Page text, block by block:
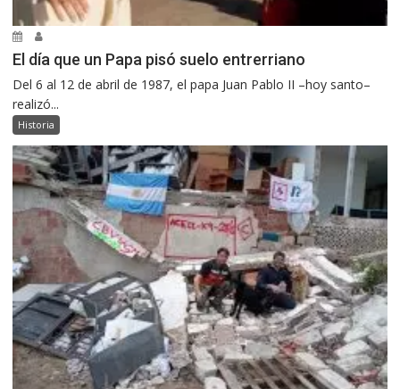
El día que un Papa pisó suelo entrerriano
Del 6 al 12 de abril de 1987, el papa Juan Pablo II –hoy santo–
realizó...
Historia